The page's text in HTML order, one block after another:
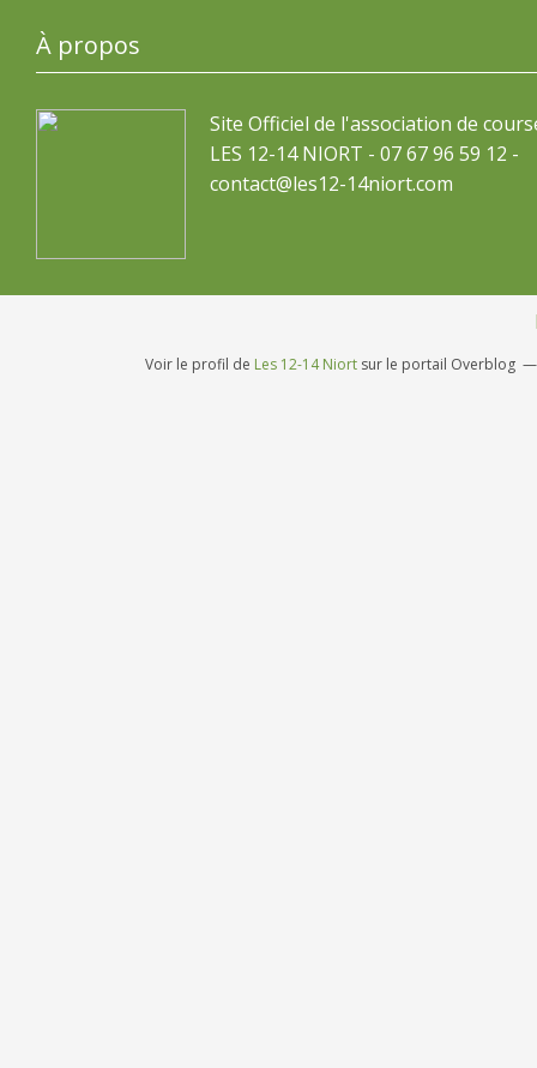
À propos
Site Officiel de l'association de
LES 12-14 NIORT - 07 67 96 59 12 -
contact@les12-14niort.com
Voir le profil de Les 12-14 Niort sur le portail Overblog